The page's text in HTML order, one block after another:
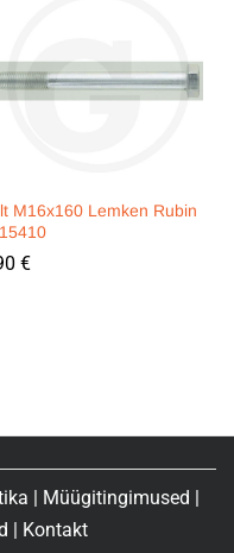
M16x160 Lemken Rubin
€
Müügitingimused
Kontakt